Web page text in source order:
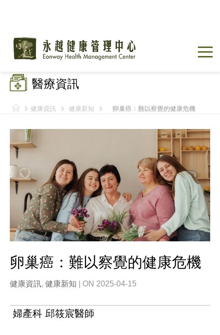
醫療資訊
健康資訊 健康新知 卵巢癌：難以察覺的健康危機
卵巢癌：難以察覺的健康危機
健康資訊, 健康新知 | ON 2025-04-15
婦產科 邱筱宸醫師